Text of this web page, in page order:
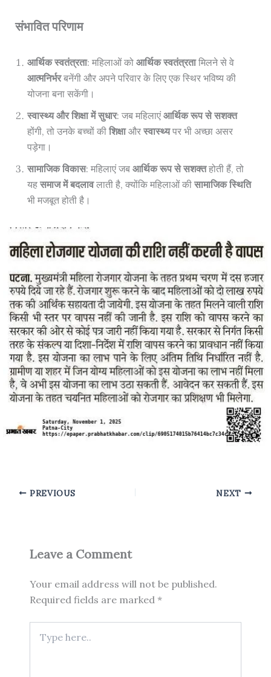
संभावित परिणाम
आर्थिक स्वतंत्रता: महिलाओं को आर्थिक स्वतंत्रतामिलने से वे
आत्मनिर्भरबनेंगी और अपने परिवार के लिए एक स्थिर भविष्य की
योजना बना सकेंगी।
स्वास्थ्य और शिक्षा में सुधार: जब महिलाएंआर्थिक रूप से सशक्त
होंगी, तो उनके बच्चों की शिक्षाऔर स्वास्थ्यपर भी अच्छा असर
पड़ेगा।
सामाजिक विकास: महिलाएं जब आर्थिक रूप से सशक्तहोती हैं, तो
यह समाज में बदलावलाती है, क्योंकि महिलाओं की सामाजिक स्थिति
भी मजबूत होती है।
PREVIOUS NEXT
Leave a Comment
Your email address will not be published.
Required fields are marked *
here..